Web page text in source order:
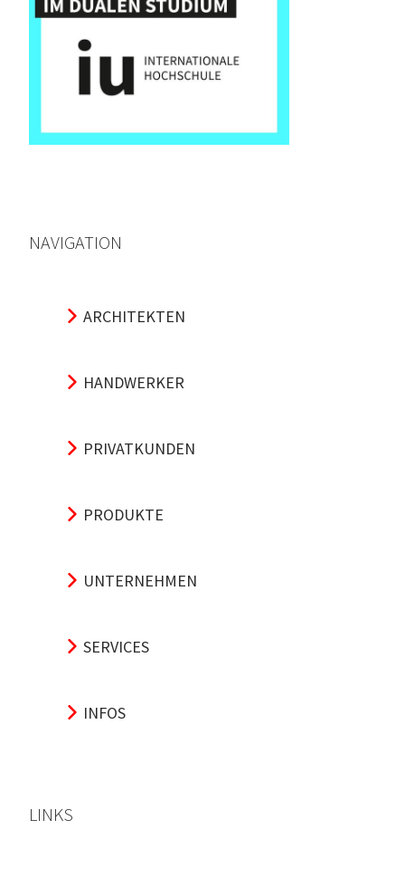
NAVIGATION
ARCHITEKTEN
HANDWERKER
PRIVATKUNDEN
PRODUKTE
UNTERNEHMEN
SERVICES
INFOS
LINKS